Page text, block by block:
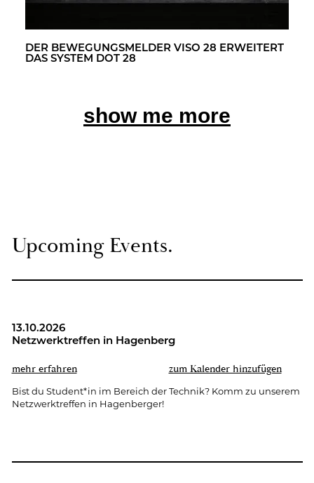
DER BE­WE­GUNGS­MEL­DER VISO 28 ER­WEI­TERT
DAS SYS­TEM DOT 28
show me more
Up­co­ming Events.
13.10.2026
Netz­werk­tref­fen in Ha­gen­berg
mehr er­fah­ren zum Ka­len­der hin­zu­fü­gen
Bist du Stu­dent*in im Be­reich der Tech­nik? Komm zu un­se­rem
Netz­werk­tref­fen in Ha­gen­ber­ger!